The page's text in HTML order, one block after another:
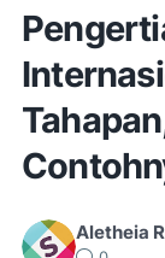
Aletheia